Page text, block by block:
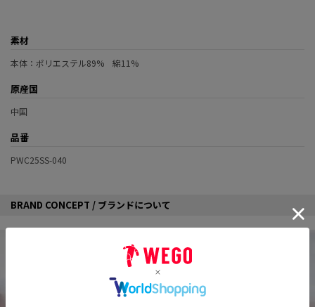
素材
本体：ポリエステル89% 綿11%
原産国
中国
品番
PWC25SS-040
BRAND CONCEPT / ブランドについて